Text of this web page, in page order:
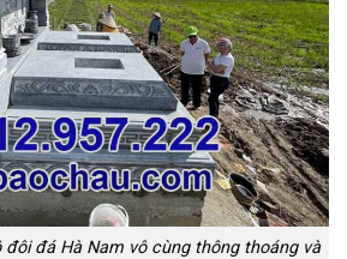
đá Hà Nam vô cùng thông thoáng và